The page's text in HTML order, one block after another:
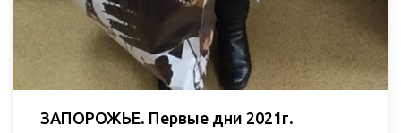
ЗАПОРОЖЬЕ. Первые дни 2021г.